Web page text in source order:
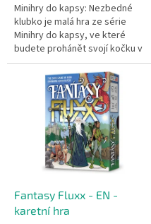
Minihry do kapsy: Nezbedné
klubko je malá hra ze série
Minihry do kapsy, ve které
budete prohánět svojí kočku v
honbě za klubíčkem tak, aby po
cestě posbírala co nejvíce...
Fantasy Fluxx - EN -
karetní hra